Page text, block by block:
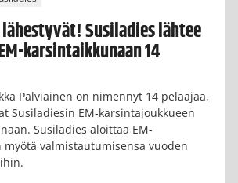
Susiladies lähtee
karsintaikkunaan 14
Palviainen on nimennyt 14 pelaajaa,
Susiladiesin EM-karsintajoukkueen
Susiladies aloittaa EM-
valmistautumisensa vuoden